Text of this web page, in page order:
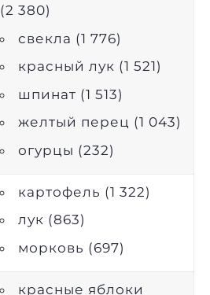
(2 380)
свекла (1 776)
красный лук (1 521)
шпинат (1 513)
желтый перец (1 043)
огурцы (232)
картофель (1 322)
лук (863)
морковь (697)
красные яблоки